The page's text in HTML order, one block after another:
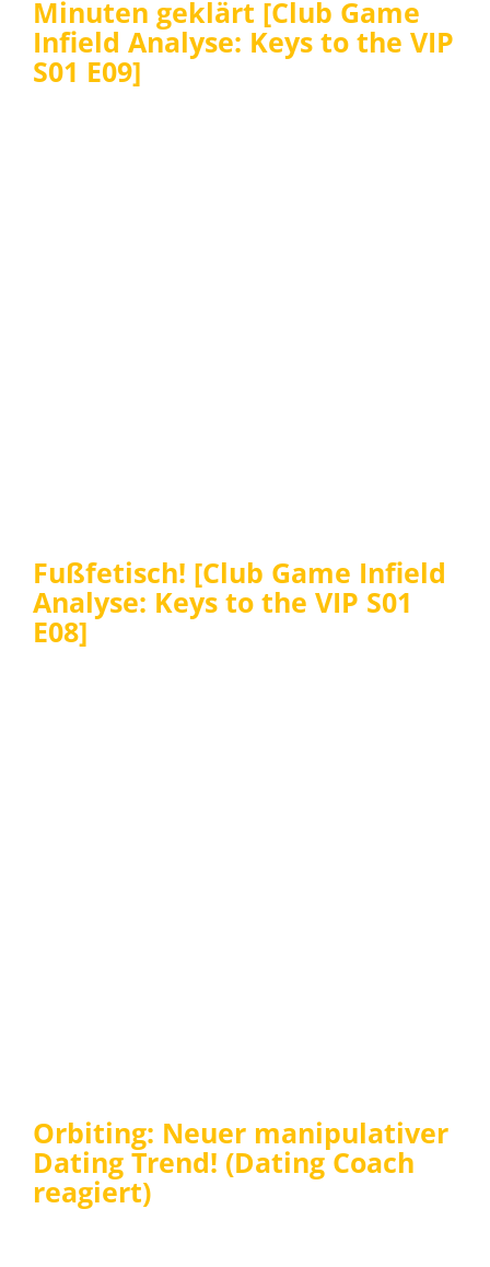
Minuten geklärt [Club Game
Infield Analyse: Keys to the VIP
S01 E09]
Fußfetisch! [Club Game Infield
Analyse: Keys to the VIP S01
E08]
Orbiting: Neuer manipulativer
Dating Trend! (Dating Coach
reagiert)